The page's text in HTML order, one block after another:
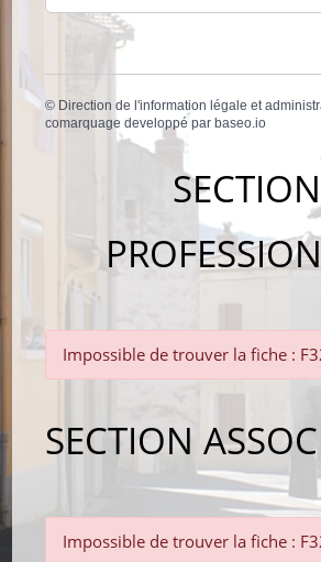
© Direction de l'information légale et
comarquage developpé par baseo.io
SECTION
Impossible de trouver la fiche :
SECTION
Impossible de trouver la fiche :